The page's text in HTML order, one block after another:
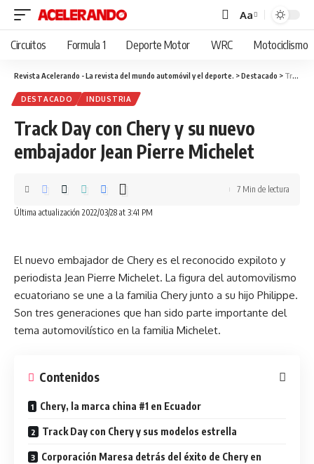
Cambiar
tamaño
fuente
Aa
Circuitos Formula 1 Deporte Motor WRC Motociclismo
Revista Acelerando - La revista del mundo automóvil y el deporte. >Destacado > Track Day con Chery y su nuevo embajador Jean Pierre Michelet
DESTACADO INDUSTRIA
Track Day con Chery y su nuevo
embajador Jean Pierre Michelet
Última actualización 2022/03/28 at 3:41 PM
7 Min de lectura
El nuevo embajador de Chery es el reconocido expiloto y
periodista Jean Pierre Michelet. La figura del automovilismo
ecuatoriano se une a la familia Chery junto a su hijo Philippe.
Son tres generaciones que han sido parte importante del
tema automovilístico en la familia Michelet.
Contenidos
Chery, la marca china #1 en Ecuador
Track Day con Chery y sus modelos estrella
Corporación Maresa detrás del éxito de Chery en